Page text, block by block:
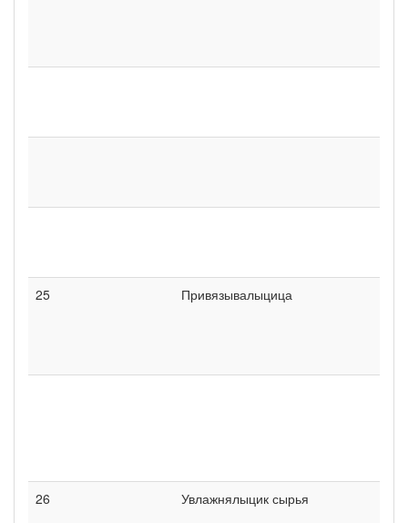
25 Привязывалыцица
26 Увлажнялыцик сырья